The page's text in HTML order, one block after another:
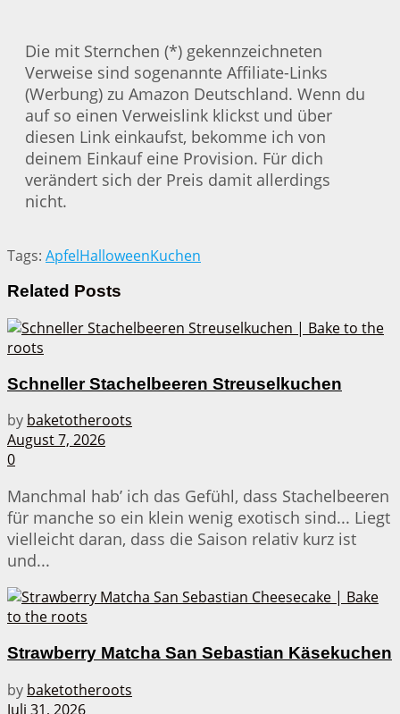
Die mit Sternchen (*) gekennzeichneten
Verweise sind sogenannte Affiliate-Links
(Werbung) zu Amazon Deutschland. Wenn du
auf so einen Verweislink klickst und über
diesen Link einkaufst, bekomme ich von
deinem Einkauf eine Provision. Für dich
verändert sich der Preis damit allerdings
nicht.
Tags: ApfelHalloweenKuchen
Related Posts
Schneller Stachelbeeren Streuselkuchen
by baketotheroots
August 7, 2026
0
Manchmal hab’ ich das Gefühl, dass Stachelbeeren
für manche so ein klein wenig exotisch sind... Liegt
vielleicht daran, dass die Saison relativ kurz ist
und...
Strawberry Matcha San Sebastian Käsekuchen
by baketotheroots
Juli 31, 2026